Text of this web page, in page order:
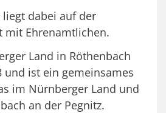
liegt dabei auf der
mit Ehrenamtlichen.
Land in Röthenbach
und ist ein gemeinsames
im Nürnberger Land und
an der Pegnitz.